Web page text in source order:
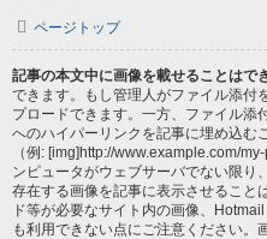
ページトップ
記事の本文中に画像を載せることはで
できます。もし管理人がファイル添付
プロードできます。一方、ファイル添
へのハイパーリンクを記事に埋め込む
（例: [img]http://www.example.com/
ンピュータがウェブサーバでない限り
存在する画像を記事に表示させること
ド等が必要なサイト内の画像、
も利用できない点にご注意ください。